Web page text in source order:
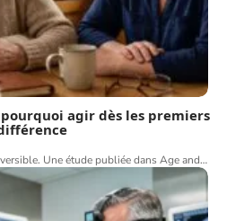
agir dès les premiers
Une étude publiée dans Age and…